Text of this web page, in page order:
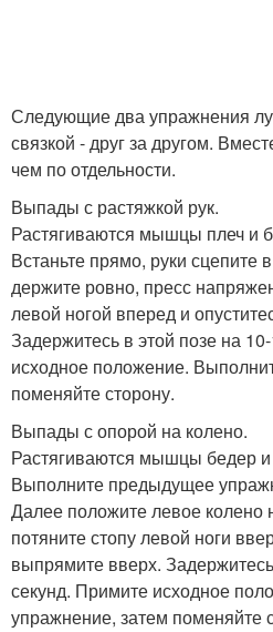
Следующие два упражнения
связкой - друг за другом.
чем по отдельности.
Выпады с растяжкой рук.
Растягиваются мышцы плеч и
Встаньте прямо, руки сцепите
держите ровно, пресс
левой ногой вперед и
Задержитесь в этой позе на
исходное положение.
поменяйте сторону.
Выпады с опорой на колено.
Растягиваются мышцы бедер
Выполните предыдущее
Далее положите левое колено
потяните стопу левой ноги
выпрямите вверх.
секунд. Примите исходное
упражнение, затем поменяйте